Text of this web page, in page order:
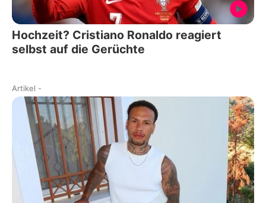
Hochzeit? Cristiano Ronaldo reagiert
selbst auf die Gerüchte
Artikel -